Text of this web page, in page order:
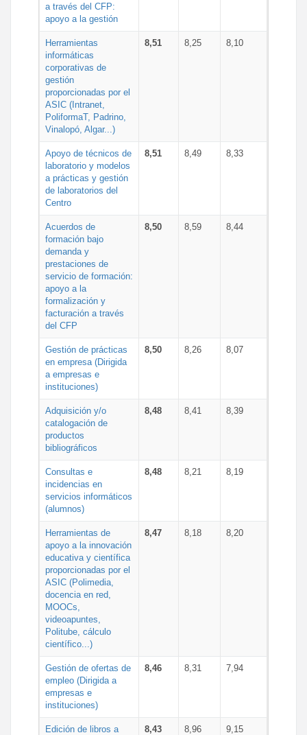
a través del CFP:
apoyo a la gestión
Herramientas
informáticas
corporativas de
gestión
proporcionadas por el
ASIC (Intranet,
PoliformaT, Padrino,
Vinalopó, Algar...)
8,51 8,25 8,10
Apoyo de técnicos de
laboratorio y modelos
a prácticas y gestión
de laboratorios del
Centro
8,51 8,49 8,33
Acuerdos de
formación bajo
demanda y
prestaciones de
servicio de formación:
apoyo a la
formalización y
facturación a través
del CFP
8,50 8,59 8,44
Gestión de prácticas
en empresa (Dirigida
a empresas e
instituciones)
8,50 8,26 8,07
Adquisición y/o
catalogación de
productos
bibliográficos
8,48 8,41 8,39
Consultas e
incidencias en
servicios informáticos
(alumnos)
8,48 8,21 8,19
Herramientas de
apoyo a la innovación
educativa y científica
proporcionadas por el
ASIC (Polimedia,
docencia en red,
MOOCs,
videoapuntes,
Politube, cálculo
científico...)
8,47 8,18 8,20
Gestión de ofertas de
empleo (Dirigida a
empresas e
instituciones)
8,46 8,31 7,94
Edición de libros a
8,43 8,96 9,15